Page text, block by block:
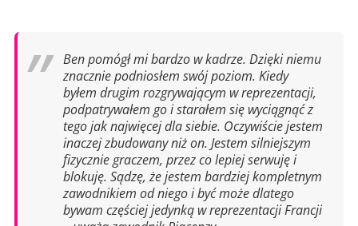
Ben pomógł mi bardzo w kadrze. Dzięki niemu
znacznie podniosłem swój poziom. Kiedy
byłem drugim rozgrywającym w reprezentacji,
podpatrywałem go i starałem się wyciągnąć z
tego jak najwięcej dla siebie. Oczywiście jestem
inaczej zbudowany niż on. Jestem silniejszym
fizycznie graczem, przez co lepiej serwuję i
blokuję. Sądzę, że jestem bardziej kompletnym
zawodnikiem od niego i być może dlatego
bywam częściej jedynką w reprezentacji Francji